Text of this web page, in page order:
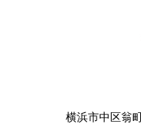
横浜市中区翁